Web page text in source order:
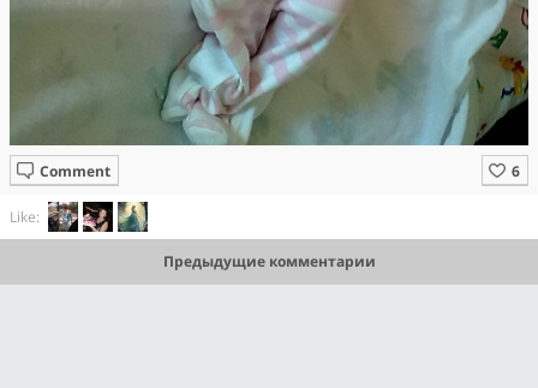
Comment
Like:
Предыдущие комментарии